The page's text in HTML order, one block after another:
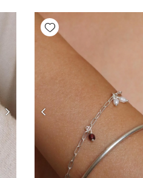
Add wishlist